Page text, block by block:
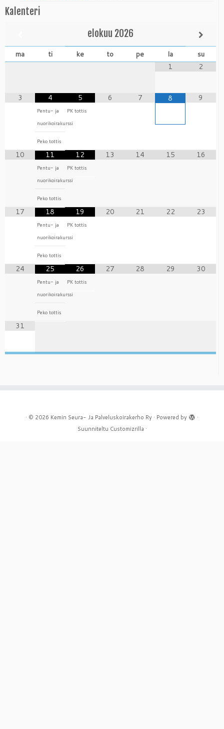
Kalenteri
elokuu 2026
ma ti ke to pe la
su
1
2
3 4
Pentu- ja
nuorikoirakurssi
Peko tottis
5
PK tottis
6 7 8 9
10 11
Pentu- ja
nuorikoirakurssi
Peko tottis
12
PK tottis
13 14 15 16
17 18
Pentu- ja
nuorikoirakurssi
Peko tottis
19
PK tottis
20 21 22 23
24 25
Pentu- ja
nuorikoirakurssi
Peko tottis
26
PK tottis
27 28 29 30
31
· © 2026 Kemin Seura- Ja Palveluskoirakerho Ry · Powered by
·
Suunniteltu Customizrilla ·